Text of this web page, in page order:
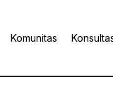
Komunitas